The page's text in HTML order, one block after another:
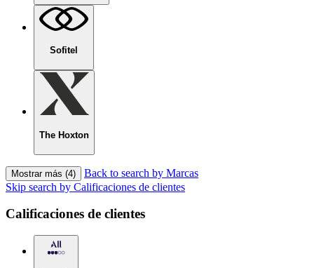
Sofitel
The Hoxton
Mostrar más (4)
Back to search by Marcas
Skip search by Calificaciones de clientes
Calificaciones de clientes